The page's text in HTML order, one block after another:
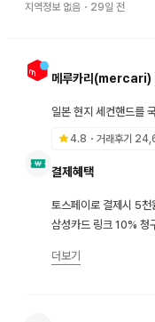
지역정보 없음 ・ 29일 전
메루카리(mercari)
일본 현지 세컨핸드를
4.8 ・거래후기
결제혜택
토스페이로 결제시 5천
삼성카드 링크 10% 청
더보기